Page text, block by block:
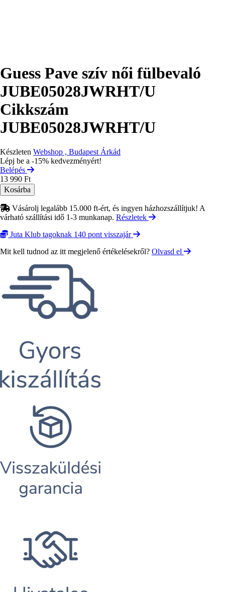
Guess Pave szív női fülbevaló
JUBE05028JWRHT/U
Cikkszám
JUBE05028JWRHT/U
Készleten Webshop , Budapest Árkád
Lépj be a -15% kedvezményért!
Belépés
13 990 Ft
Vásárolj legalább 15.000 ft-ért, és ingyen házhozszállítjuk! A
várható szállítási idő 1-3 munkanap. Részletek
Juta Klub tagoknak 140 pont visszajár
Mit kell tudnod az itt megjelenő értékelésekről? Olvasd el